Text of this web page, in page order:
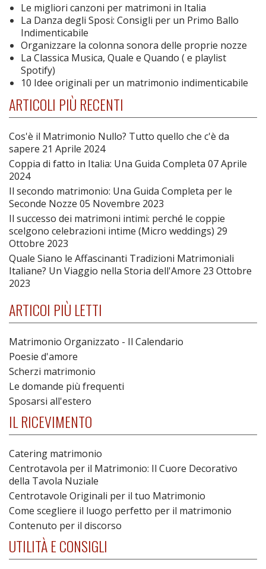
Le migliori canzoni per matrimoni in Italia
La Danza degli Sposi: Consigli per un Primo Ballo
Indimenticabile
Organizzare la colonna sonora delle proprie nozze
La Classica Musica, Quale e Quando ( e playlist
Spotify)
10 Idee originali per un matrimonio indimenticabile
ARTICOLI PIÙ RECENTI
Cos'è il Matrimonio Nullo? Tutto quello che c'è da
sapere 21 Aprile 2024
Coppia di fatto in Italia: Una Guida Completa 07 Aprile
2024
Il secondo matrimonio: Una Guida Completa per le
Seconde Nozze 05 Novembre 2023
Il successo dei matrimoni intimi: perché le coppie
scelgono celebrazioni intime (Micro weddings) 29
Ottobre 2023
Quale Siano le Affascinanti Tradizioni Matrimoniali
Italiane? Un Viaggio nella Storia dell'Amore 23 Ottobre
2023
ARTICOI PIÙ LETTI
Matrimonio Organizzato - Il Calendario
Poesie d'amore
Scherzi matrimonio
Le domande più frequenti
Sposarsi all'estero
IL RICEVIMENTO
Catering matrimonio
Centrotavola per il Matrimonio: Il Cuore Decorativo
della Tavola Nuziale
Centrotavole Originali per il tuo Matrimonio
Come scegliere il luogo perfetto per il matrimonio
Contenuto per il discorso
UTILITÀ E CONSIGLI